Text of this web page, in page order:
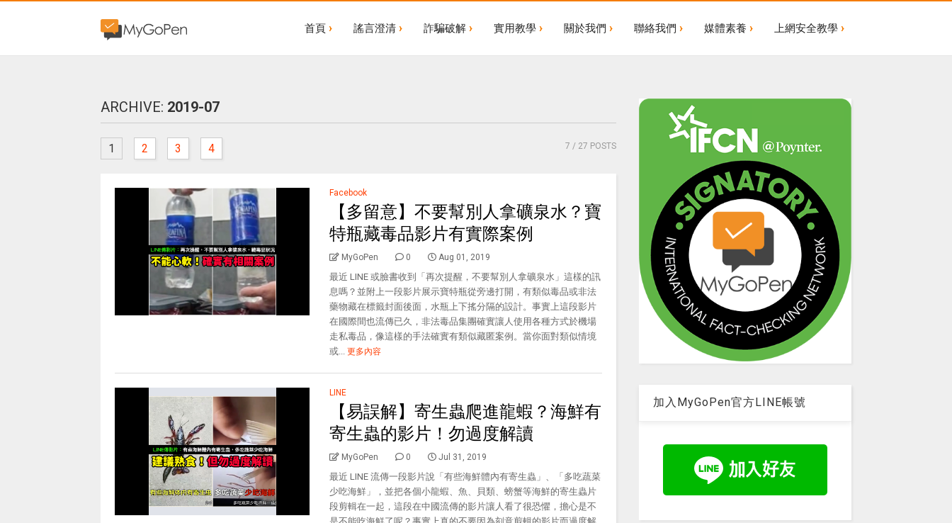
首頁 謠言澄清 詐騙破解 實用教學 關於我們 聯絡我們 媒體素養 上網安全教學
ARCHIVE: 2019-07
1 2 3 4 7 / 27 POSTS
Facebook
【多留意】不要幫別人拿礦泉水？寶
特瓶藏毒品影片有實際案例
MyGoPen 0 Aug 01, 2019
最近 LINE 或臉書收到「再次提醒，不要幫別人拿礦泉水」這樣的訊
息嗎？並附上一段影片展示寶特瓶從旁邊打開，有類似毒品或非法
藥物藏在標籤封面後面，水瓶上下搖分隔的設計。事實上這段影片
在國際間也流傳已久，非法毒品集團確實讓人使用各種方式於機場
走私毒品，像這樣的手法確實有類似藏匿案例。當你面對類似情境
或... 更多內容
LINE
【易誤解】寄生蟲爬進龍蝦？海鮮有
寄生蟲的影片！勿過度解讀
MyGoPen 0 Jul 31, 2019
最近 LINE 流傳一段影片說「有些海鮮體內有寄生蟲」、「多吃蔬菜
少吃海鮮」，並把各個小龍蝦、魚、貝類、螃蟹等海鮮的寄生蟲片
段剪輯在一起，這段在中國流傳的影片讓人看了很恐懼，擔心是不
加入MyGoPen官方LINE帳號